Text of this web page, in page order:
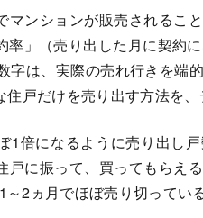
ンションが販売されるこ
率」（売り出した月に契約
字は、実際の売れ行きを端
戸だけを売り出す方法を、
倍になるように売り出し
戸に振って、買ってもらえ
2ヵ月でほぼ売り切ってい